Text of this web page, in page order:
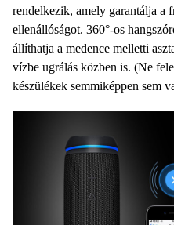
rendelkezik, amely garantálja a
ellenállóságot. 360°-os
állíthatja a medence melletti
vízbe ugrálás közben is. (Ne
készülékek semmiképpen sem